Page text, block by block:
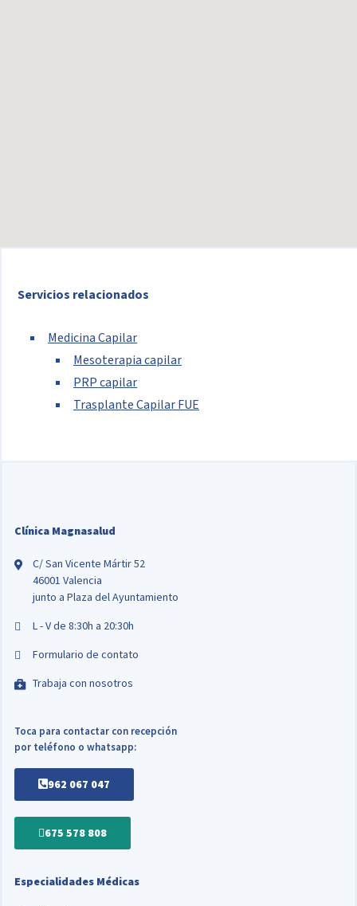
Servicios relacionados
Medicina Capilar
Mesoterapia capilar
PRP capilar
Trasplante Capilar FUE
Clínica Magnasalud
C/ San Vicente Mártir 52
46001 Valencia
junto a Plaza del Ayuntamiento
L - V de 8:30h a 20:30h
Formulario de contato
Trabaja con nosotros
Toca para contactar con recepción
por teléfono o whatsapp:
962 067 047
675 578 808
Especialidades Médicas